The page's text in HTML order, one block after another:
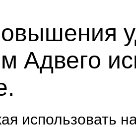
Адвего
использовать